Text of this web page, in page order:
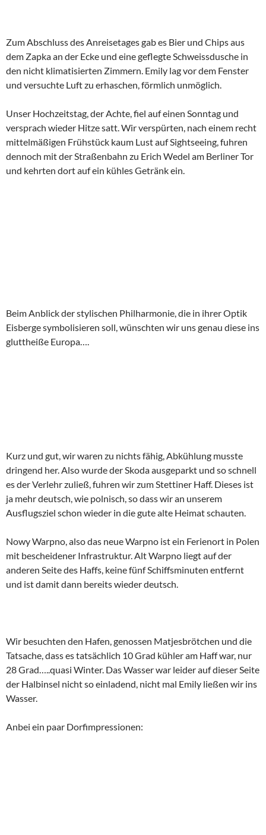
Zum Abschluss des Anreisetages gab es Bier und Chips aus
dem Zapka an der Ecke und eine geflegte Schweissdusche in
den nicht klimatisierten Zimmern. Emily lag vor dem Fenster
und versuchte Luft zu erhaschen, förmlich unmöglich.
Unser Hochzeitstag, der Achte, fiel auf einen Sonntag und
versprach wieder Hitze satt. Wir verspürten, nach einem recht
mittelmäßigen Frühstück kaum Lust auf Sightseeing, fuhren
dennoch mit der Straßenbahn zu Erich Wedel am Berliner Tor
und kehrten dort auf ein kühles Getränk ein.
Beim Anblick der stylischen Philharmonie, die in ihrer Optik
Eisberge symbolisieren soll, wünschten wir uns genau diese ins
gluttheiße Europa….
Kurz und gut, wir waren zu nichts fähig, Abkühlung musste
dringend her. Also wurde der Skoda ausgeparkt und so schnell
es der Verlehr zuließ, fuhren wir zum Stettiner Haff. Dieses ist
ja mehr deutsch, wie polnisch, so dass wir an unserem
Ausflugsziel schon wieder in die gute alte Heimat schauten.
Nowy Warpno, also das neue Warpno ist ein Ferienort in Polen
mit bescheidener Infrastruktur. Alt Warpno liegt auf der
anderen Seite des Haffs, keine fünf Schiffsminuten entfernt
und ist damit dann bereits wieder deutsch.
Wir besuchten den Hafen, genossen Matjesbrötchen und die
Tatsache, dass es tatsächlich 10 Grad kühler am Haff war, nur
28 Grad…..quasi Winter. Das Wasser war leider auf dieser Seite
der Halbinsel nicht so einladend, nicht mal Emily ließen wir ins
Wasser.
Anbei ein paar Dorfimpressionen: